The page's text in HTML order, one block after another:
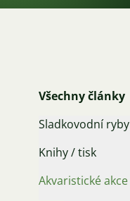
Všechny články
Sladkovodní ryby
Knihy / tisk
Akvaristické akce